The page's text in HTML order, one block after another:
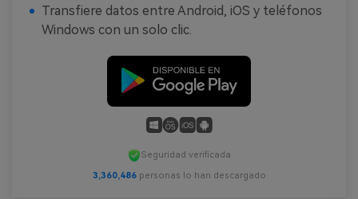
Transfiere datos entre Android, iOS y teléfonos
Windows con un solo clic.
Seguridad verificada
3,360,488personas lo han descargado